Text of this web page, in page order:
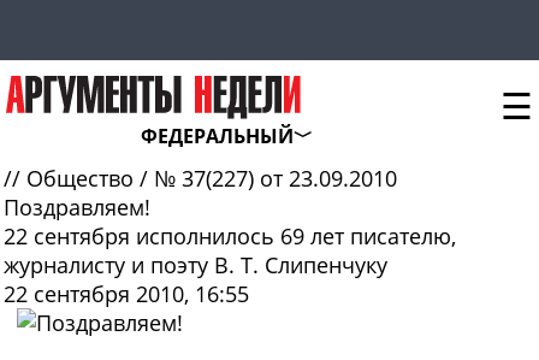
ФЕДЕРАЛЬНЫЙ
☰
// Общество / № 37(227) от 23.09.2010
Поздравляем!
22 сентября исполнилось 69 лет писателю,
журналисту и поэту В. Т. Слипенчуку
22 сентября 2010, 16:55